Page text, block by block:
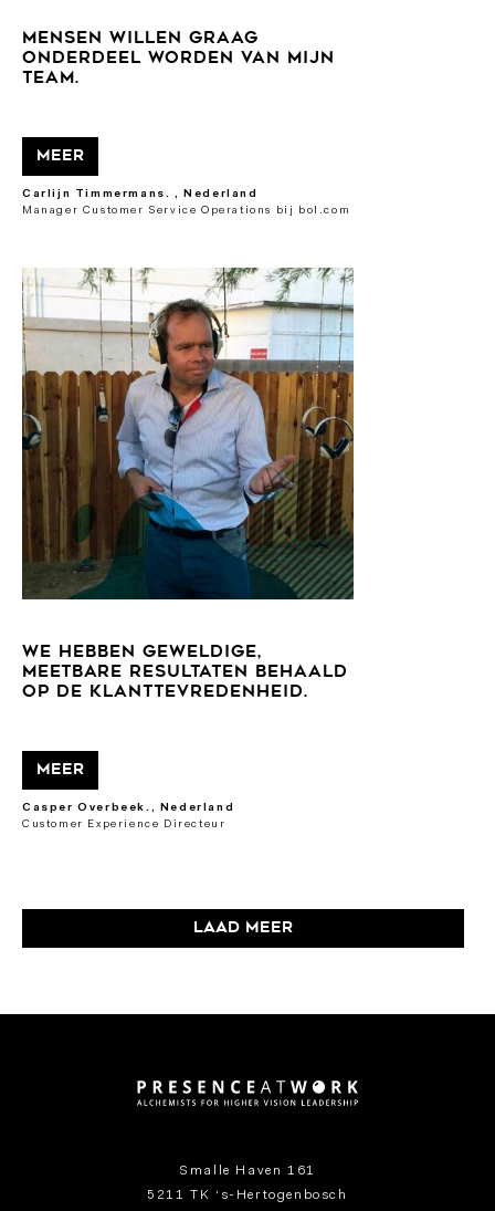
MENSEN WILLEN GRAAG
ONDERDEEL WORDEN VAN MIJN
TEAM.
Meer
Carlijn Timmermans. , Nederland
Manager Customer Service Operations bij bol.com
WE HEBBEN GEWELDIGE,
MEETBARE RESULTATEN BEHAALD
OP DE KLANTTEVREDENHEID.
Meer
Casper Overbeek., Nederland
Customer Experience Directeur
Laad meer
Smalle Haven 161
5211 TK ‘s-Hertogenbosch